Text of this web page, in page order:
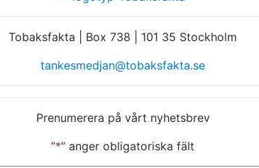
Tobaksfakta | Box 738 | 101 35 Stockholm
tankesmedjan@tobaksfakta.se
Prenumerera på vårt nyhetsbrev
”*” anger obligatoriska fält